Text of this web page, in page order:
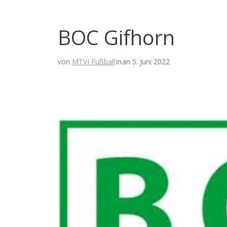
BOC Gif­horn
von MTVI Fußballinan 5. Juni 2022